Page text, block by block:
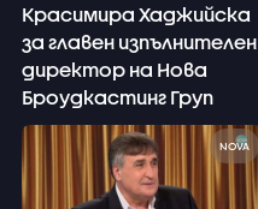
Красимира Хаджийска
за главен изпълнителен
директор на Нова
Броудкастинг Груп
NOVA